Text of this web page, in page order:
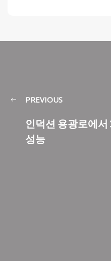
PREVIOUS
인덕션 용광로에서
성능